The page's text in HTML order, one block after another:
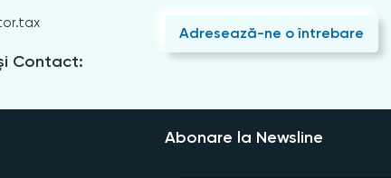
Contact:
Adresează-ne o întrebare
Abonare la Newsline